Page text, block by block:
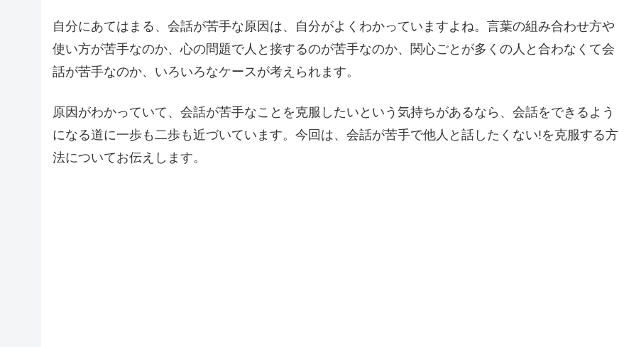
自分にあてはまる、会話が苦手な原因は、自分がよくわかっていますよね。言葉の組み合わせ方や
使い方が苦手なのか、心の問題で人と接するのが苦手なのか、関心ごとが多くの人と合わなくて会
話が苦手なのか、いろいろなケースが考えられます。
原因がわかっていて、会話が苦手なことを克服したいという気持ちがあるなら、会話をできるよう
になる道に一歩も二歩も近づいています。今回は、会話が苦手で他人と話したくない!を克服する方
法についてお伝えします。